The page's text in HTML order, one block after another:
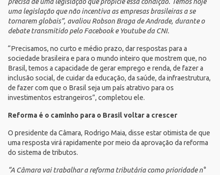
uma legislação que não incentiva as empresas brasileiras a se
tornarem globais”, avaliou Robson Braga de Andrade, durante o
debate transmitido peloFacebooke Youtube da CNI.
“Precisamos, no curto e médio prazo, dar respostas para a
sociedade brasileira e para o mundo inteiro que mostrem que, no
Brasil, temos a capacidade de gerar emprego e renda, de fazer a
inclusão social, de cuidar da educação, da saúde, da infraestrutura,
de fazer com que o Brasil seja um país atrativo para os
investimentos estrangeiros”, completou ele.
Reforma é o caminho para o Brasil voltar a crescer
O presidente da Câmara, Rodrigo Maia, disse estar otimista de que
uma resposta virá rapidamente por meio da aprovação da reforma
do sistema de tributos.
“A Câmara vai trabalhar a reforma tributária como prioridade n°